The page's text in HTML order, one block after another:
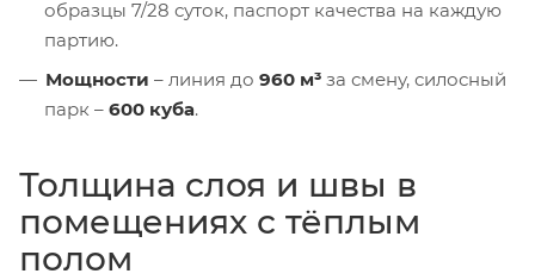
образцы 7/28 суток, паспорт качества на каждую
партию.
Мощности – линия до 960 м³ за смену, силосный
парк – 600 куба.
Толщина слоя и швы в
помещениях с тёплым
полом